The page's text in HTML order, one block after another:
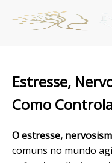
Estresse,
Como
O estresse,
comuns no mundo